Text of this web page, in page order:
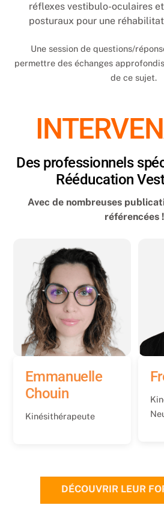
réflexes vestibulo-oculaires
posturaux pour une
Une session de questions/
permettre des échanges
de ce sujet.
Des professionnels
Rééducation
Avec de nombreuses
référencées !
Emmanuelle
Chouin
Kinésithérapeute
DÉCOUVRIR LEUR